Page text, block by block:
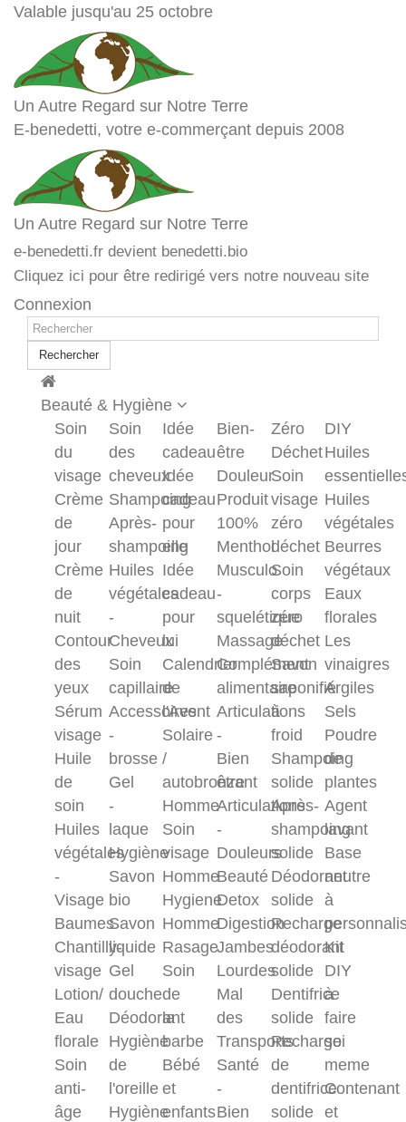
Valable jusqu'au 25 octobre
Un Autre Regard sur Notre Terre
E-benedetti, votre e-commerçant depuis 2008
Un Autre Regard sur Notre Terre
e-benedetti.fr devient benedetti.bio
Cliquez ici pour être redirigé vers notre nouveau site
Connexion
Rechercher
Beauté & Hygiène
Soin
du
visage
Crème
de
jour
Crème
de
nuit
Contour
des
yeux
Sérum
visage
Huile
de
soin
Huiles
végétales
-
Visage
Baumes
Chantilly-
visage
Lotion/
Eau
florale
Soin
anti-
âge
Soin
des
cheveux
Shampoing
Après-
shampoing
Huiles
végétales
-
Cheveux
Soin
capillaire
Accessoires
-
brosse
Gel
-
laque
Hygiène
Savon
bio
Savon
liquide
Gel
douche
Déodorant
Hygiène
de
l'oreille
Hygiène
Idée
cadeau
Idée
cadeau
pour
elle
Idée
cadeau
pour
lui
Calendrier
de
l'Avent
Solaire
/
autobronzant
Homme
Soin
visage
Homme
Hygiene
Homme
Rasage
Soin
de
la
barbe
Bébé
et
enfants
Bien-
être
Douleur
Produit
100%
Menthol
Musculo
-
squelétique
Massage
Complément
alimentaire
Articulations
-
Bien
être
Articulations
-
Douleurs
Beauté
Detox
Digestion
Jambes
Lourdes
Mal
des
Transports
Santé
-
Bien
Zéro
Déchet
Soin
visage
zéro
déchet
Soin
corps
zéro
déchet
Savon
saponifié
à
froid
Shampoing
solide
Après-
shampoing
solide
Déodorant
solide
Recharge
déodorant
solide
Dentifrice
solide
Recharge
de
dentifrice
solide
DIY
Huiles
Huiles
végétales
Beurres
végétaux
Eaux
florales
Les
vinaigres
Argiles
Sels
Poudre
de
plantes
Agent
lavant
Base
neutre
à
Kit
DIY
à
faire
soi
meme
Contenant
et